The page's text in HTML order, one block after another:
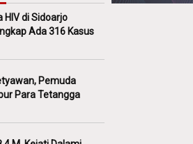
HIV di Sidoarjo
Ada 316 Kasus
Pemuda
Para Tetangga